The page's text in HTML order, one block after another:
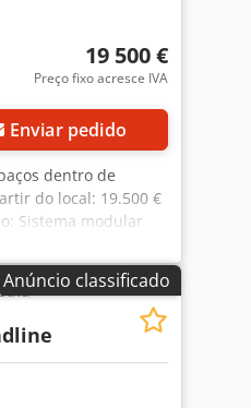
19 500 €
Preço fixo acresce IVA
Enviar pedido
dentro de
do local: 19.500 €
Sistema modular
Telhado acessível,
aprox. 21,40
4,24 m Altura do
um dos lados está
a partir de
Anúncio classificado